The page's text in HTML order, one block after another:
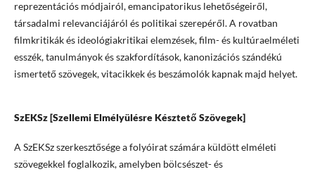
reprezentációs módjairól, emancipatorikus lehetőségeiről,
társadalmi relevanciájáról és politikai szerepéről. A rovatban
filmkritikák és ideológiakritikai elemzések, film- és kultúraelméleti
esszék, tanulmányok és szakfordítások, kanonizációs szándékú
ismertető szövegek, vitacikkek és beszámolók kapnak majd helyet.
SzEKSz [Szellemi Elmélyülésre Késztető Szövegek]
A SzEKSz szerkesztősége a folyóirat számára küldött elméleti
szövegekkel foglalkozik, amelyben bölcsészet- és